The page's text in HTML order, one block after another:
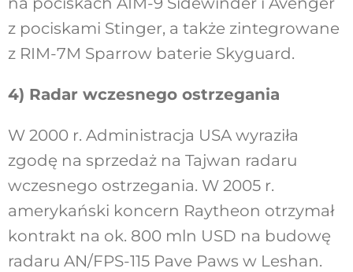
z pociskami Stinger, a także zintegrowane
z RIM-7M Sparrow baterie Skyguard.
4) Radar wczesnego ostrzegania
W 2000 r. Administracja USA wyraziła
zgodę na sprzedaż na Tajwan radaru
wczesnego ostrzegania. W 2005 r.
amerykański koncern Raytheon otrzymał
kontrakt na ok. 800 mln USD na budowę
radaru AN/FPS-115 Pave Paws w Leshan.